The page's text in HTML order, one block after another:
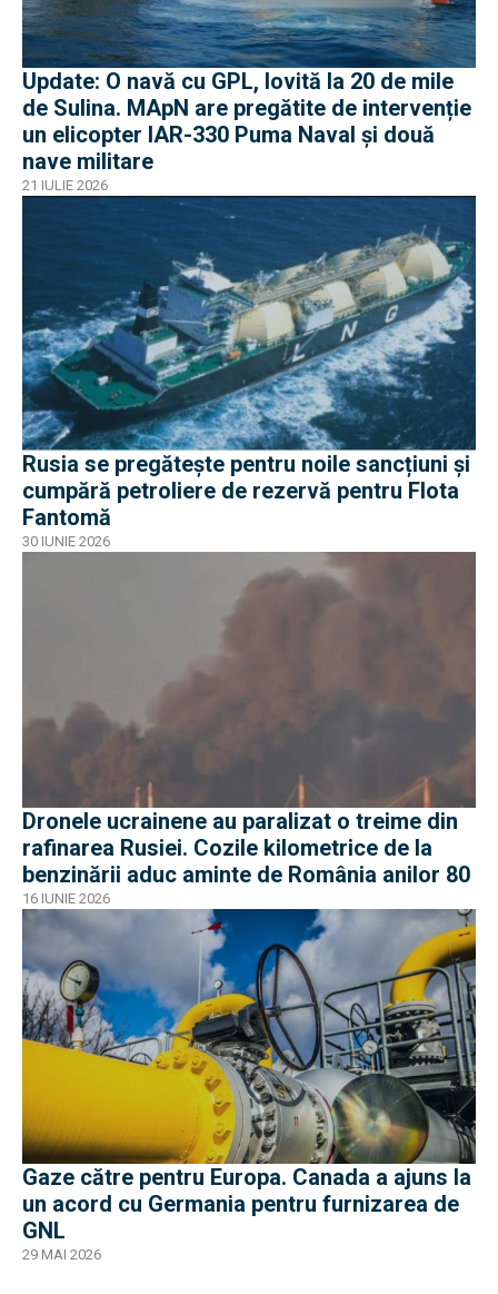
Update: O navă cu GPL, lovită la 20 de mile
de Sulina. MApN are pregătite de intervenție
un elicopter IAR-330 Puma Naval și două
nave militare
21 IULIE 2026
Rusia se pregătește pentru noile sancțiuni și
cumpără petroliere de rezervă pentru Flota
Fantomă
30 IUNIE 2026
Dronele ucrainene au paralizat o treime din
rafinarea Rusiei. Cozile kilometrice de la
benzinării aduc aminte de România anilor 80
16 IUNIE 2026
Gaze către pentru Europa. Canada a ajuns la
un acord cu Germania pentru furnizarea de
GNL
29 MAI 2026